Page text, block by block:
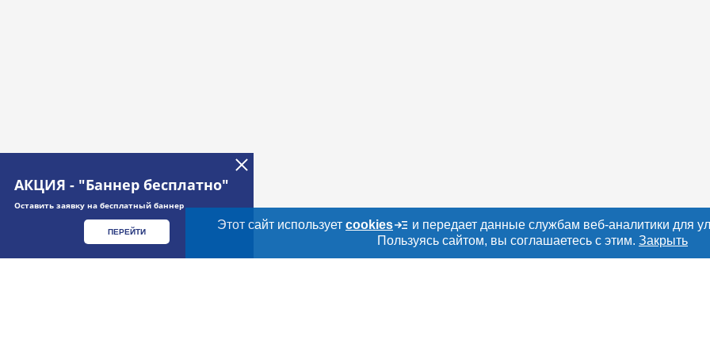
АКЦИЯ - "Баннер бесплатно"
Оставить заявку на бесплатный баннер
ПЕРЕЙТИ
Этот сайт использует cookies
и передает данные службам веб-аналитики для
Пользуясь сайтом, вы соглашаетесь с этим. Закрыть